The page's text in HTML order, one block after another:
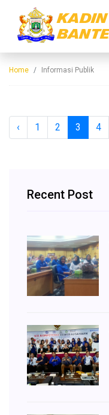
Home Informasi Publik
‹ 1 2 3 4
Recent Post